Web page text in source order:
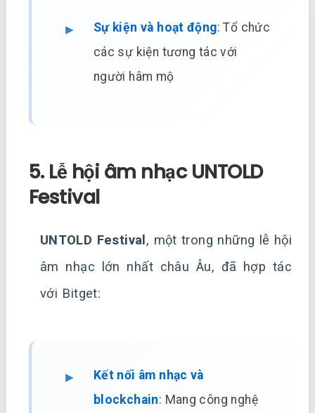
Sự kiện và hoạt động: Tổ chức
các sự kiện tương tác với
người hâm mộ
5. Lễ hội âm nhạc UNTOLD
Festival
UNTOLD Festival , một trong những lễ hội
âm nhạc lớn nhất châu Âu, đã hợp tác
với Bitget:
Kết nối âm nhạc và
blockchain: Mang công nghệ